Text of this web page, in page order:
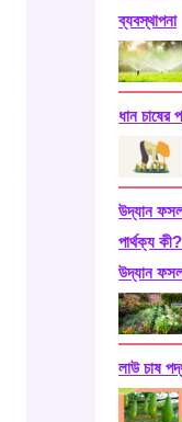
ব্যবস্থাপনা
ধান চাষের
উদ্যান
পার্থক্য
উদ্যান
লাউ চাষ